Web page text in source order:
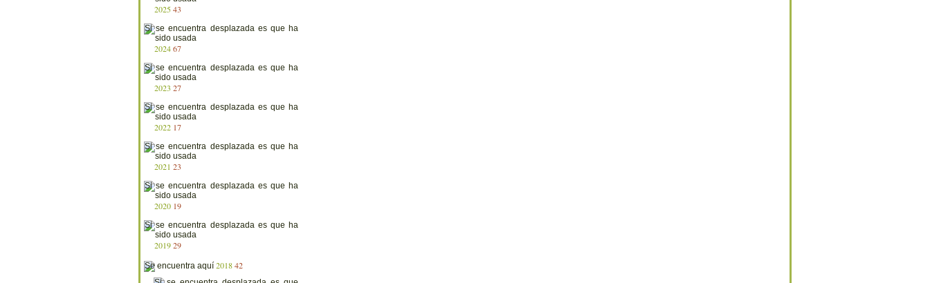
202543
202467
2023 27
2022 17
2021 23
2020 19
201929
201842